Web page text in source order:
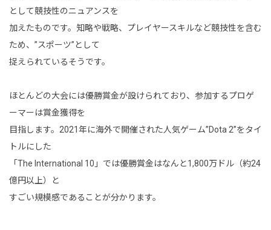
として競技性のニュアンスを
加えたものです。知略や戦略、プレイヤースキルなど競技性を含む
ため、”スポーツ”として
捉えられているそうです。
ほとんどの大会には優勝賞金が設けられており、参加するプロゲ
ーマーは賞金獲得を
目指します。2021年に海外で開催された人気ゲーム”Dota 2”をタイ
トルにした
「The International 10」では優勝賞金はなんと1,800万ドル（約24
億円以上）と
すごい規模感であることが分かります。